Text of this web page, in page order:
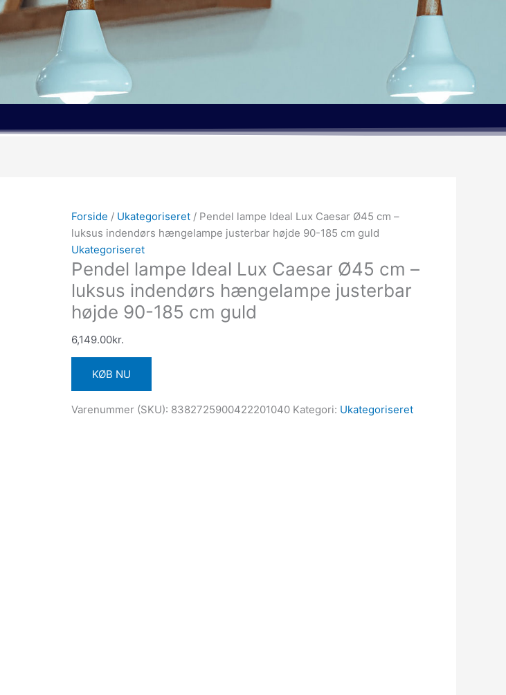
Forside / Ukategoriseret / Pendel lampe Ideal Lux Caesar Ø45 cm –
luksus indendørs hængelampe justerbar højde 90-185 cm guld
Ukategoriseret
Pendel lampe Ideal Lux Caesar Ø45 cm –
luksus indendørs hængelampe justerbar
højde 90-185 cm guld
6,149.00kr.
KØB NU
Varenummer (SKU): 8382725900422201040 Kategori: Ukategoriseret